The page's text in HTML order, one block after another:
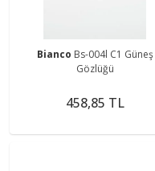
Bianco Bs-004l C1 Güneş
Gözlüğü
458,85 TL